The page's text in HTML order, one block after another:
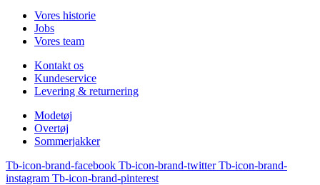
Vores historie
Jobs
Vores team
Kontakt os
Kundeservice
Levering & returnering
Modetøj
Overtøj
Sommerjakker
Tb-icon-brand-facebook Tb-icon-brand-twitter Tb-icon-brand-
instagram Tb-icon-brand-pinterest